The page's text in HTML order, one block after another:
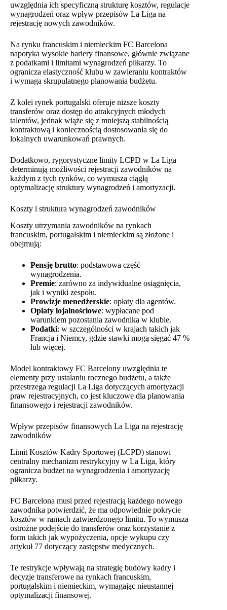
uwzględnia ich specyficzną strukturę kosztów, regulacje
wynagrodzeń oraz wpływ przepisów La Liga na
rejestrację nowych zawodników.
Na rynku francuskim i niemieckim FC Barcelona
napotyka wysokie bariery finansowe, głównie związane
z podatkami i limitami wynagrodzeń piłkarzy. To
ogranicza elastyczność klubu w zawieraniu kontraktów
i wymaga skrupulatnego planowania budżetu.
Z kolei rynek portugalski oferuje niższe koszty
transferów oraz dostęp do atrakcyjnych młodych
talentów, jednak wiąże się z mniejszą stabilnością
kontraktową i koniecznością dostosowania się do
lokalnych uwarunkowań prawnych.
Dodatkowo, rygorystyczne limity LCPD w La Liga
determinują możliwości rejestracji zawodników na
każdym z tych rynków, co wymusza ciągłą
optymalizację struktury wynagrodzeń i amortyzacji.
Koszty i struktura wynagrodzeń zawodników
Koszty utrzymania zawodników na rynkach
francuskim, portugalskim i niemieckim są złożone i
obejmują:
Pensję brutto: podstawowa część
wynagrodzenia.
Premie: zarówno za indywidualne osiągnięcia,
jak i wyniki zespołu.
Prowizje menedżerskie: opłaty dla agentów.
Opłaty lojalnościowe: wypłacane pod
warunkiem pozostania zawodnika w klubie.
Podatki: w szczególności w krajach takich jak
Francja i Niemcy, gdzie stawki mogą sięgać 47 %
lub więcej.
Model kontraktowy FC Barcelony uwzględnia te
elementy przy ustalaniu rocznego budżetu, a także
przestrzega regulacji La Liga dotyczących amortyzacji
praw rejestracyjnych, co jest kluczowe dla planowania
finansowego i rejestracji zawodników.
Wpływ przepisów finansowych La Liga na rejestrację
zawodników
Limit Kosztów Kadry Sportowej (LCPD) stanowi
centralny mechanizm restrykcyjny w La Liga, który
ogranicza budżet na wynagrodzenia i amortyzację
piłkarzy.
FC Barcelona musi przed rejestracją każdego nowego
zawodnika potwierdzić, że ma odpowiednie pokrycie
kosztów w ramach zatwierdzonego limitu. To wymusza
ostrożne podejście do transferów oraz korzystanie z
form takich jak wypożyczenia, opcje wykupu czy
artykuł 77 dotyczący zastępstw medycznych.
Te restrykcje wpływają na strategię budowy kadry i
decyzje transferowe na rynkach francuskim,
portugalskim i niemieckim, wymagając nieustannej
optymalizacji finansowej.